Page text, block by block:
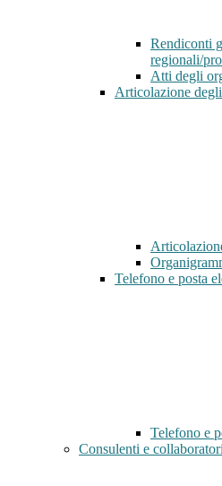
Rendiconti
regionali/
Atti degli
Articolazione
Telefono e posta
Telefono e
Consulenti e collaboratori